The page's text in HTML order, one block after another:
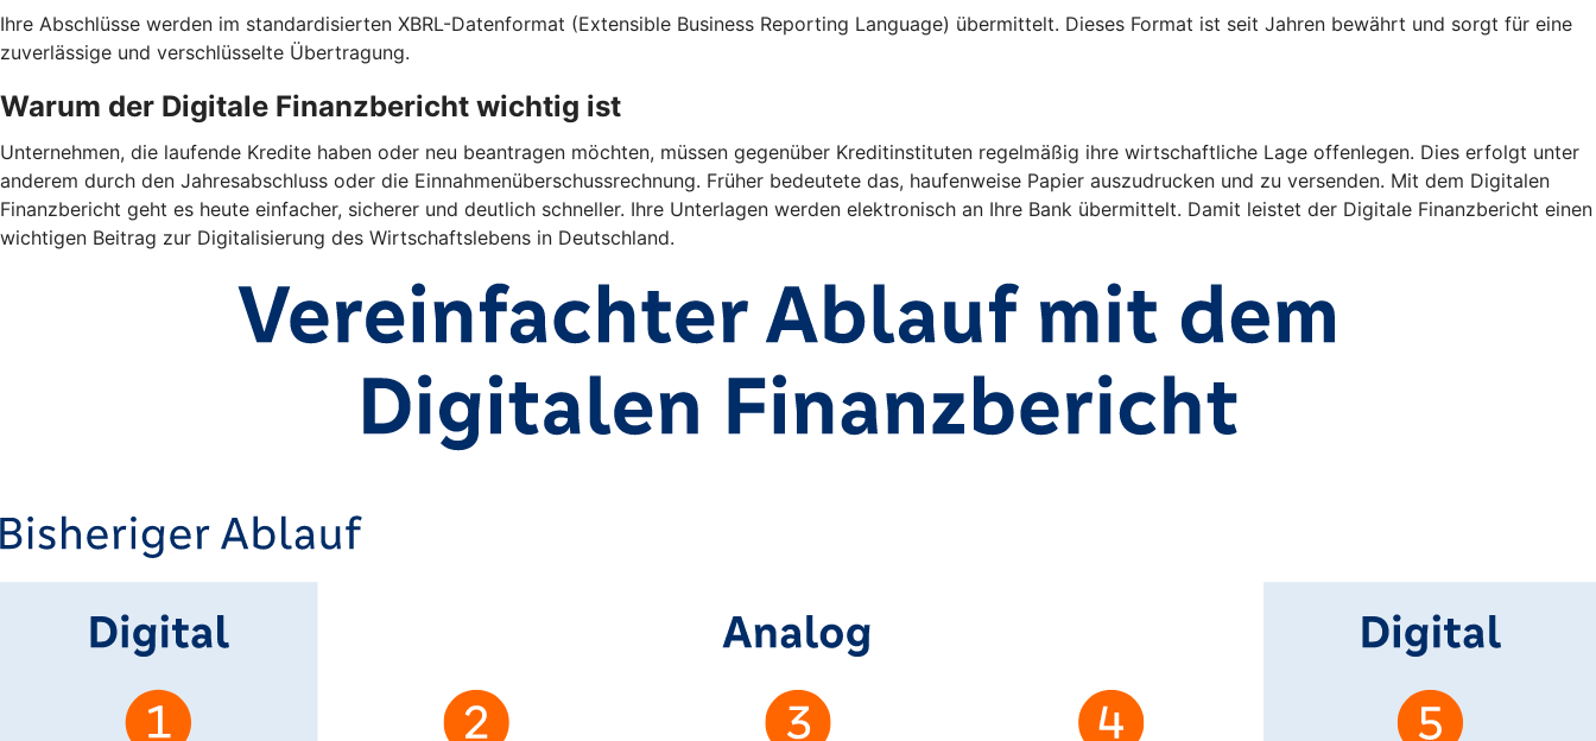
Ihre Abschlüsse werden im standardisierten XBRL-Datenformat (Extensible Business Reporting Language) übermittelt. Dieses Format ist seit Jahren bewährt und sorgt für eine
zuverlässige und verschlüsselte Übertragung.
Warum der Digitale Finanzbericht wichtig ist
Unternehmen, die laufende Kredite haben oder neu beantragen möchten, müssen gegenüber Kreditinstituten regelmäßig ihre wirtschaftliche Lage offenlegen. Dies erfolgt unter
anderem durch den Jahresabschluss oder die Einnahmenüberschussrechnung. Früher bedeutete das, haufenweise Papier auszudrucken und zu versenden. Mit dem Digitalen
Finanzbericht geht es heute einfacher, sicherer und deutlich schneller. Ihre Unterlagen werden elektronisch an Ihre Bank übermittelt. Damit leistet der Digitale Finanzbericht einen
wichtigen Beitrag zur Digitalisierung des Wirtschaftslebens in Deutschland.